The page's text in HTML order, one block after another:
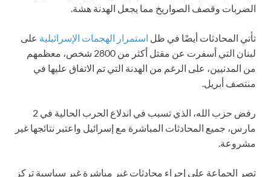
الضربات وقصف الصواريخ مما يجعل الهدنة هشة.
تأتي المحادثات أيضًا في ظل استمرار الهجمات الإسرائيلية على
لبنان التي أسفرت عن مقتل أكثر من 2800 شخص، معظمهم
من المدنيين، على الرغم من الهدنة التي تم الاتفاق عليها في
منتصف أبريل.
رفض حزب الله، الذي تسبب في اندلاع الحرب الحالية في 2
مارس، جميع المحادثات المباشرة مع إسرائيل واعتبر نتائجها غير
مشروعة.
تصر الجماعة على إجراء محادثات غير مباشرة غير سياسية تركز